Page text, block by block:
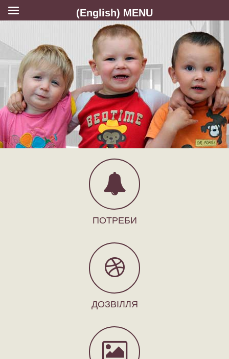
ПОТРЕБИ
ДОЗВІЛЛЯ
(English) MENU